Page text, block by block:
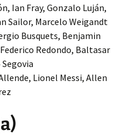
Ian Fray, Gonzalo Luján,
Sailor, Marcelo Weigandt
Busquets, Benjamin
Redondo, Baltasar
Lionel Messi, Allen